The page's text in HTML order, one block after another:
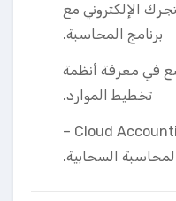
الإلكتروني مع
برنامج المحاسبة.
في معرفة أنظمة
تخطيط الموارد.
Cloud
–
السحابية.